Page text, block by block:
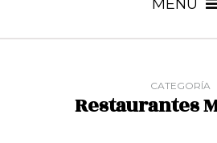
MENÚ
CATEGORÍA
Restaurantes